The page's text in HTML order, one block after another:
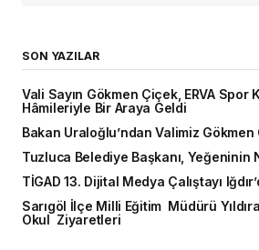
SON YAZILAR
Vali Sayın Gökmen Çiçek, ERVA Spor
Hâmileriyle Bir Araya Geldi
Bakan Uraloğlu’ndan Valimiz Gökmen
Tuzluca Belediye Başkanı, Yeğeninin
TİGAD 13. Dijital Medya Çalıştayı
Sarıgöl İlçe Milli Eğitim Müdürü
Okul Ziyaretleri